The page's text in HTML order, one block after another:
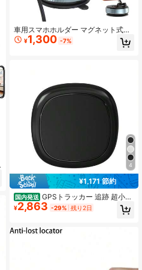
車用スマホホルダー マグネット式ワ
イヤレス充電マウント 15W急速充電
N52強力磁石 折りたたみ 1080°回転
¥1,300 -7%
4
¥1,171 節約
国内発送 GPSトラッカー 追跡 超小型
ios&Android対応 スマートトラッカ
ー キーホルダー 電池寿命約1年 電池
スマホ/鍵/ペット首輪/車両
¥2,863 -29% 残り2日